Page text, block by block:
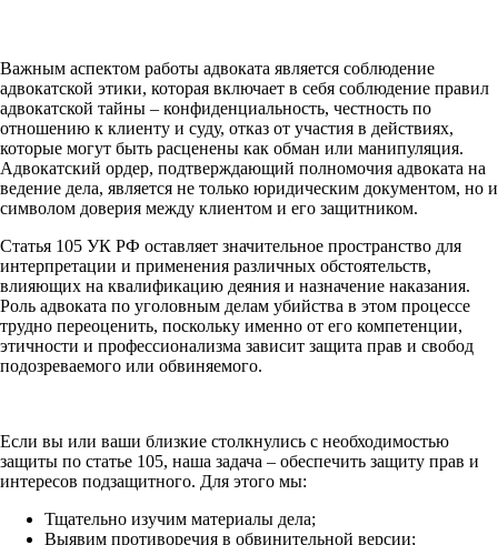
Важным аспектом работы адвоката является соблюдение
адвокатской этики, которая включает в себя соблюдение правил
адвокатской тайны – конфиденциальность, честность по
отношению к клиенту и суду, отказ от участия в действиях,
которые могут быть расценены как обман или манипуляция.
Адвокатский ордер, подтверждающий полномочия адвоката на
ведение дела, является не только юридическим документом, но и
символом доверия между клиентом и его защитником.
Статья 105 УК РФ оставляет значительное пространство для
интерпретации и применения различных обстоятельств,
влияющих на квалификацию деяния и назначение наказания.
Роль адвоката по уголовным делам убийства в этом процессе
трудно переоценить, поскольку именно от его компетенции,
этичности и профессионализма зависит защита прав и свобод
подозреваемого или обвиняемого.
Если вы или ваши близкие столкнулись с необходимостью
защиты по статье 105, наша задача – обеспечить защиту прав и
интересов подзащитного. Для этого мы:
Тщательно изучим материалы дела;
Выявим противоречия в обвинительной версии;